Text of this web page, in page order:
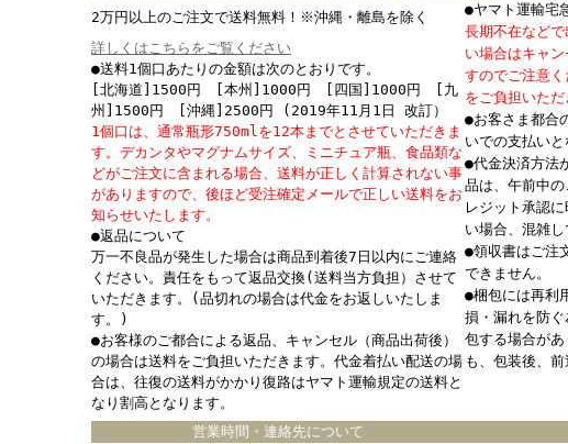
2万円以上のご注文で送料無料！※沖縄・離島を除く
詳しくはこちらをご覧ください
●送料1個口あたりの金額は次のとおりです。
[北海道]1500円 [本州]1000円 [四国]1000円 [九
州]1500円 [沖縄]2500円 (2019年11月1日 改訂）
1個口は、通常瓶形750mlを12本までとさせていただきま
す。デカンタやマグナムサイズ、ミニチュア瓶、食品類な
どがご注文に含まれる場合、送料が正しく計算されない事
がありますので、後ほど受注確定メールで正しい送料をお
知らせいたします。
●返品について
万一不良品が発生した場合は商品到着後7日以内にご連絡
ください。責任をもって返品交換(送料当方負担）させて
いただきます。(品切れの場合は代金をお返しいたしま
す。)
●お客様のご都合による返品、キャンセル（商品出荷後）
の場合は送料をご負担いただきます。代金着払い配送の場
合は、往復の送料がかかり復路はヤマト運輸規定の送料と
なり割高となります。
●ヤマト運輸宅
長期不在など
い場合はキャ
すのでご注意
をご負担いた
●お客さま都合
いでの支払い
●代金決済方法
品は、午前中
レジット承認
い場合、混雑
●領収書はご注
できません。
●梱包には再利
損・漏れを防
包する場合が
も、包装後、
営業時間・連絡先について